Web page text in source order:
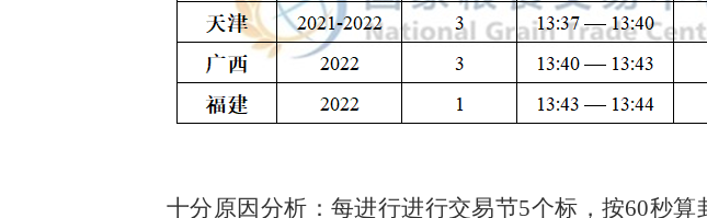
十分原因分析：每进行进行交易节5个标，按60秒